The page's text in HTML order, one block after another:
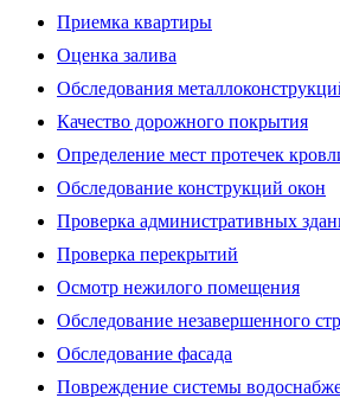
Приемка квартиры
Оценка залива
Обследования
Качество дорожного покрытия
Определение мест протечек
Обследование конструкций окон
Проверка административных
Проверка перекрытий
Осмотр нежилого помещения
Обследование незавершенного
Обследование фасада
Повреждение системы